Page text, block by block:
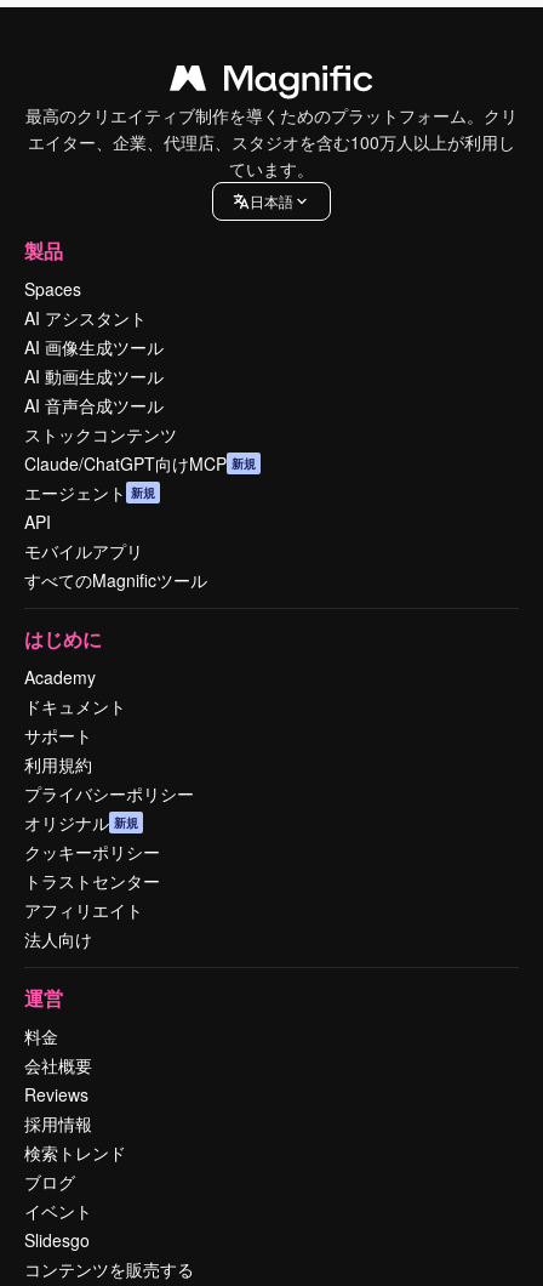
最高のクリエイティブ制作を導くためのプラットフォーム。クリ
エイター、企業、代理店、スタジオを含む100万人以上が利用し
ています。
日本語
製品
Spaces
AI アシスタント
AI 画像生成ツール
AI 動画生成ツール
AI 音声合成ツール
ストックコンテンツ
Claude/ChatGPT向けMCP 新規
エージェント 新規
API
モバイルアプリ
すべてのMagnificツール
はじめに
Academy
ドキュメント
サポート
利用規約
プライバシーポリシー
オリジナル 新規
クッキーポリシー
トラストセンター
アフィリエイト
法人向け
運営
料金
会社概要
Reviews
採用情報
検索トレンド
ブログ
イベント
Slidesgo
コンテンツを販売する